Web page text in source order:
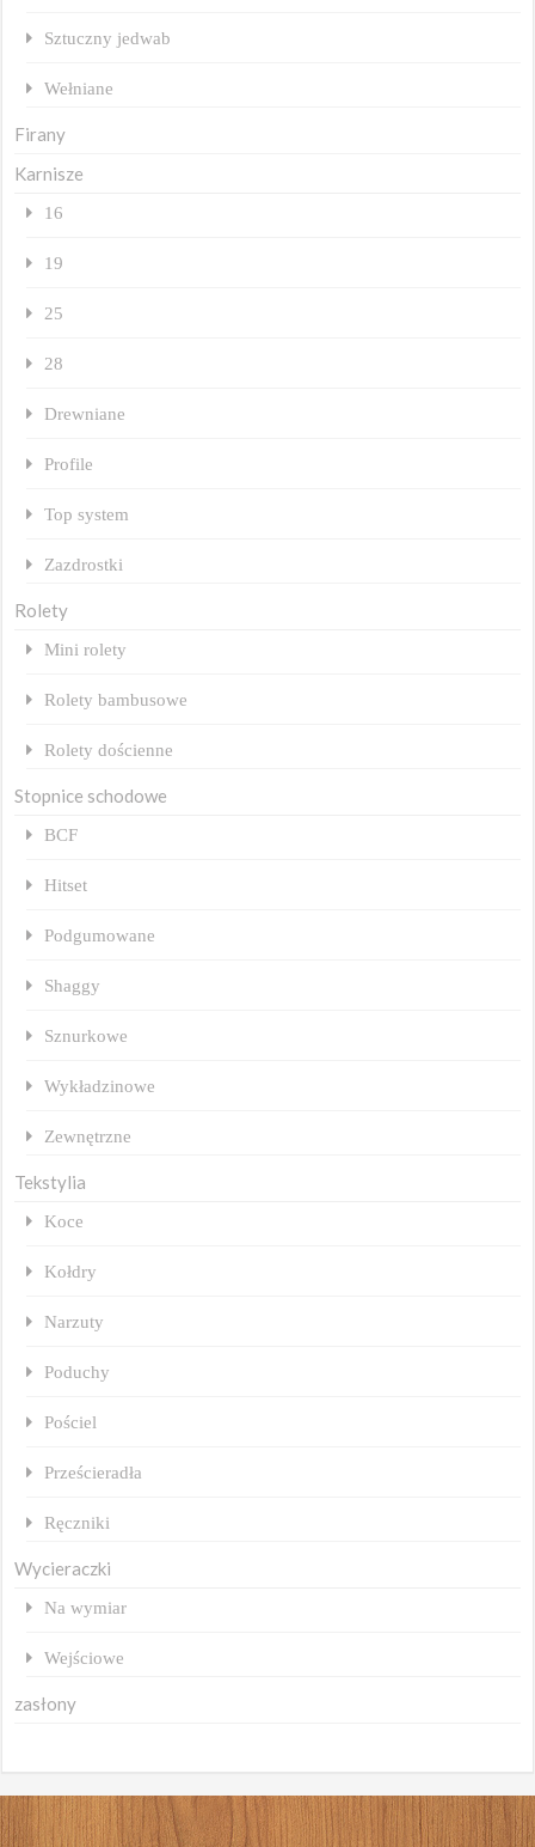
Sztuczny jedwab
Wełniane
Firany
Karnisze
16
19
25
28
Drewniane
Profile
Top system
Zazdrostki
Rolety
Mini rolety
Rolety bambusowe
Rolety dościenne
Stopnice schodowe
BCF
Hitset
Podgumowane
Shaggy
Sznurkowe
Wykładzinowe
Zewnętrzne
Tekstylia
Koce
Kołdry
Narzuty
Poduchy
Pościel
Prześcieradła
Ręczniki
Wycieraczki
Na wymiar
Wejściowe
zasłony